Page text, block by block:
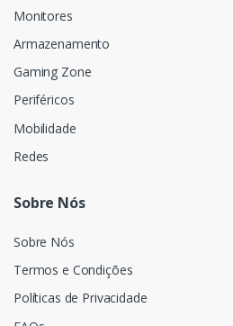
Monitores
Armazenamento
Gaming Zone
Periféricos
Mobilidade
Redes
Sobre Nós
Sobre Nós
Termos e Condições
Políticas de Privacidade